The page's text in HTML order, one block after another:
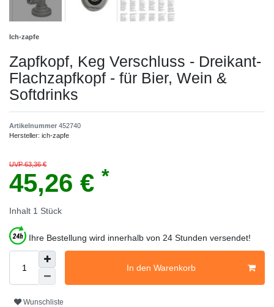
Ich-zapfe
Zapfkopf, Keg Verschluss - Dreikant-
Flachzapfkopf - für Bier, Wein &
Softdrinks
Artikelnummer 452740
Hersteller: ich-zapfe
UVP 63,36 €
45,26 € *
Inhalt 1 Stück
Ihre Bestellung wird innerhalb von 24 Stunden versendet!
In den Warenkorb
Wunschliste